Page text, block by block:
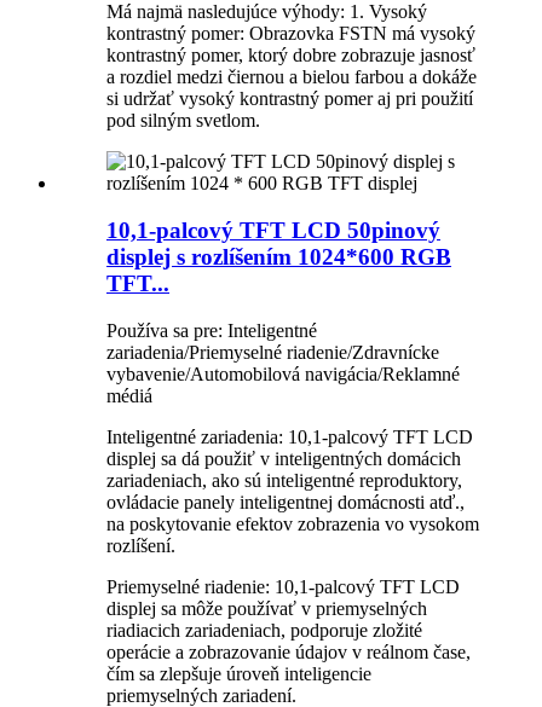
Má najmä nasledujúce výhody: 1. Vysoký
kontrastný pomer: Obrazovka FSTN má vysoký
kontrastný pomer, ktorý dobre zobrazuje jasnosť
a rozdiel medzi čiernou a bielou farbou a dokáže
si udržať vysoký kontrastný pomer aj pri použití
pod silným svetlom.
10,1-palcový TFT LCD 50pinový
displej s rozlíšením 1024*600 RGB
TFT...
Používa sa pre: Inteligentné
zariadenia/Priemyselné riadenie/Zdravnícke
vybavenie/Automobilová navigácia/Reklamné
médiá
Inteligentné zariadenia: 10,1-palcový TFT LCD
displej sa dá použiť v inteligentných domácich
zariadeniach, ako sú inteligentné reproduktory,
ovládacie panely inteligentnej domácnosti atď.,
na poskytovanie efektov zobrazenia vo vysokom
rozlíšení.
Priemyselné riadenie: 10,1-palcový TFT LCD
displej sa môže používať v priemyselných
riadiacich zariadeniach, podporuje zložité
operácie a zobrazovanie údajov v reálnom čase,
čím sa zlepšuje úroveň inteligencie
priemyselných zariadení.